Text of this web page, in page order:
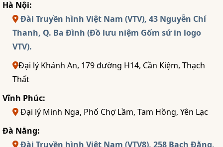
Hà Nội:
Đài Truyền hình Việt Nam (VTV), 43 Nguyễn Chí
Thanh, Q. Ba Đình (Đồ lưu niệm Gốm sứ in logo
VTV).
Đại lý Khánh An, 179 đường H14, Cần Kiệm, Thạch
Thất
Vĩnh Phúc:
Đại lý Minh Nga, Phố Chợ Lầm, Tam Hồng, Yên Lạc
Đà Nẵng:
Đài Truyền hình Việt Nam (VTV8), 258 Bạch Đằng,